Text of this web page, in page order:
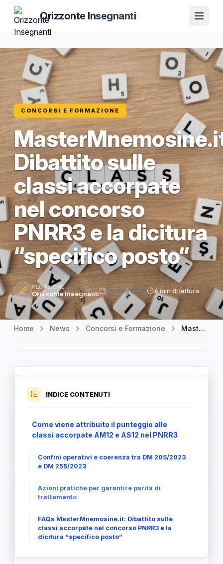
Orizzonte Insegnanti
CONCORSI E FORMAZIONE
Dibattito sulle
classi accorpate
nel concorso
PNRR3 e la dicitura
“specifico posto”
REDAZIONE
Orizzonte Insegnanti 25 Mag 2026 4 min di lettura
Home News Concorsi e Formazione MasterMnemosine.it: Dibattito sulle classi accorpate nel concorso PNRR3 e la dicitura “specifico posto”
INDICE CONTENUTI
Come viene attribuito il punteggio alle
classi accorpate AM12 e AS12 nel PNRR3
Confini operativi e coerenza tra DM 205/2023
e DM 255/2023
Azioni pratiche per garantire parità di
trattamento
FAQs MasterMnemosine.it: Dibattito sulle
classi accorpate nel concorso PNRR3 e la
dicitura “specifico posto”